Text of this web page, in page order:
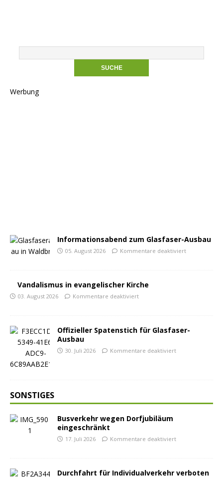
Werbung
Informationsabend zum Glasfaser-Ausbau
05. August 2026 Kommentare deaktiviert
Vandalismus in evangelischer Kirche
03. August 2026 Kommentare deaktiviert
Offizieller Spatenstich für Glasfaser-
Ausbau
30. Juli 2026 Kommentare deaktiviert
SONSTIGES
Busverkehr wegen Dorfjubiläum
eingeschränkt
17. Juli 2026 Kommentare deaktiviert
Durchfahrt für Individualverkehr verboten